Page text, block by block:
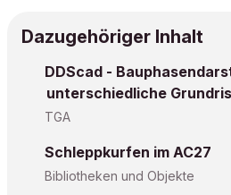
Dazugehöriger Inhalt
DDScad -
unterschiedliche
TGA
Schleppkurfen im AC27
Bibliotheken und Objekte